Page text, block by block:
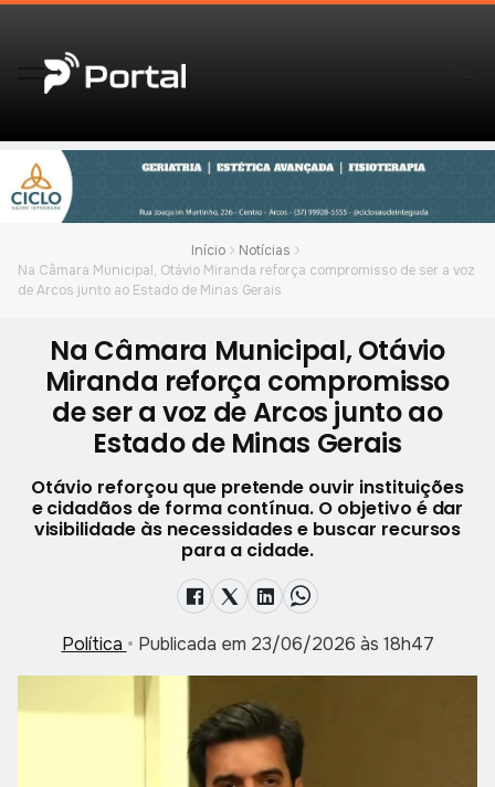
Início
Notícias
Na Câmara Municipal, Otávio Miranda reforça compromisso de ser a voz
de Arcos junto ao Estado de Minas Gerais
Na Câmara Municipal, Otávio
Miranda reforça compromisso
de ser a voz de Arcos junto ao
Estado de Minas Gerais
Otávio reforçou que pretende ouvir instituições
e cidadãos de forma contínua. O objetivo é dar
visibilidade às necessidades e buscar recursos
para a cidade.
Política • Publicada em 23/06/2026 às 18h47